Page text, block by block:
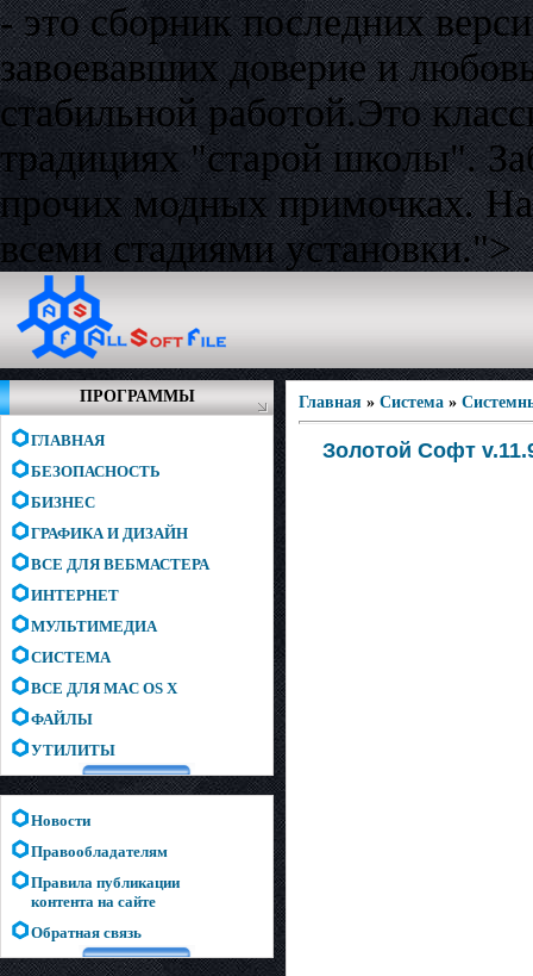
- это сборник последних
завоевавших доверие и
стабильной работой.Это
традициях "старой школы".
прочих модных примочках.
всеми стадиями установки.">
ПРОГРАММЫ
ГЛАВНАЯ
БЕЗОПАСНОСТЬ
БИЗНЕС
ГРАФИКА И ДИЗАЙН
ВСЕ ДЛЯ ВЕБМАСТЕРА
ИНТЕРНЕТ
МУЛЬТИМЕДИА
СИСТЕМА
ВСЕ ДЛЯ MAC OS X
ФАЙЛЫ
УТИЛИТЫ
Новости
Правообладателям
Правила публикации
контента на сайте
Обратная связь
Главная » Система »
Золотой Софт